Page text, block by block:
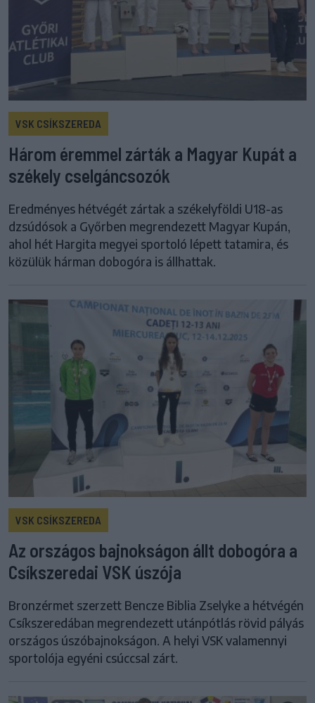
VSK CSÍKSZEREDA
Három éremmel zárták a Magyar Kupát a
székely cselgáncsozók
Eredményes hétvégét zártak a székelyföldi U18-as
dzsúdósok a Győrben megrendezett Magyar Kupán,
ahol hét Hargita megyei sportoló lépett tatamira, és
közülük hárman dobogóra is állhattak.
VSK CSÍKSZEREDA
Az országos bajnokságon állt dobogóra a
Csíkszeredai VSK úszója
Bronzérmet szerzett Bencze Biblia Zselyke a hétvégén
Csíkszeredában megrendezett utánpótlás rövid pályás
országos úszóbajnokságon. A helyi VSK valamennyi
sportolója egyéni csúccsal zárt.